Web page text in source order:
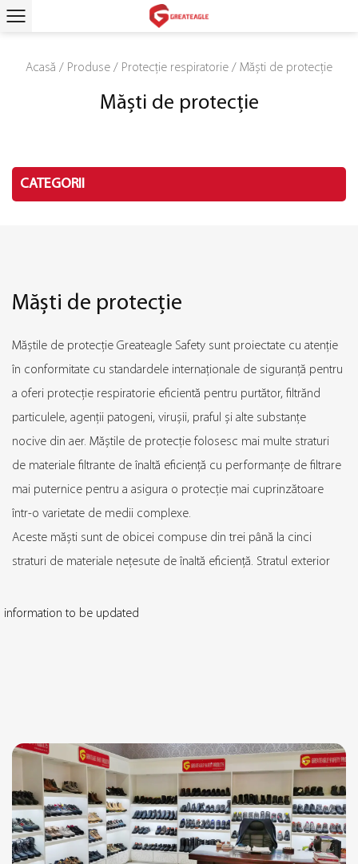
Acasă / Produse / Protecție respiratorie / Măști de protecție
Măști de protecție
CATEGORII
Măști de protecție
Măștile de protecție Greateagle Safety sunt proiectate cu atenție
în conformitate cu standardele internaționale de siguranță pentru
a oferi protecție respiratorie eficientă pentru purtător, filtrănd
particulele, agenții patogeni, virușii, praful și alte substanțe
nocive din aer. Măștile de protecție folosesc mai multe straturi
de materiale filtrante de înaltă eficiență cu performanțe de filtrare
mai puternice pentru a asigura o protecție mai cuprinzătoare
într-o varietate de medii complexe.
Aceste măști sunt de obicei compuse din trei până la cinci
straturi de materiale nețesute de înaltă eficiență. Stratul exterior
pătrunderea picăturilor de apă și a poluanților externi; stratul de
performanța de protecție și respirabilitate, permițând
purtătorului să mențină o senzație de respirație confortabilă,
obținând în același timp o protecție eficientă.
information to be updated